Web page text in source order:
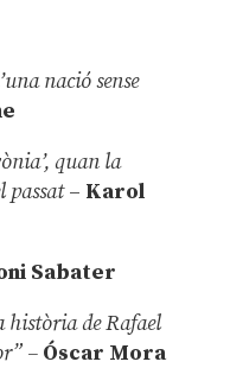
nació sense
quan la
passat– Karol
Sabater
de Rafael
–Óscar Mora